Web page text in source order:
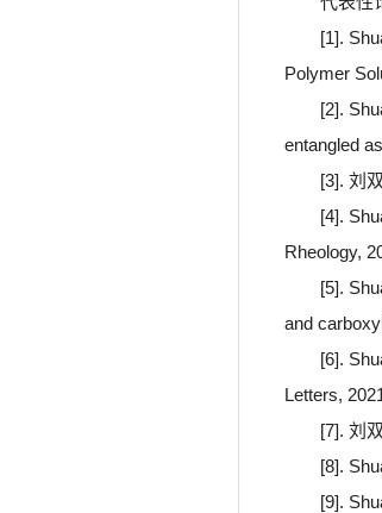
[1].
Polymer
[2].
entangled
[3]. 刘
[4].
Rheology,
[5].
and
[6].
Letters,
[7]. 刘
[8].
[9].